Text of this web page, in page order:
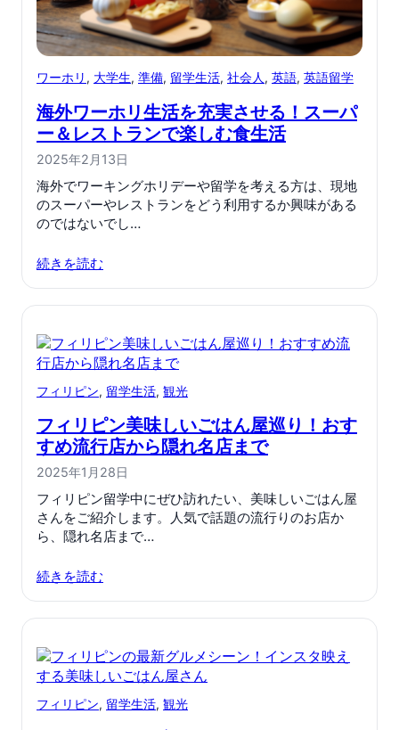
ワーホリ , 大学生, 準備, 留学生活, 社会人 , 英語, 英語留学
海外ワーホリ生活を充実させる！スーパ
ー＆レストランで楽しむ食生活
2025年2月13日
海外でワーキングホリデーや留学を考える方は、現地
のスーパーやレストランをどう利用するか興味がある
のではないでし…
続きを読む
フィリピン, 留学生活, 観光
フィリピン美味しいごはん屋巡り！おす
すめ流行店から隠れ名店まで
2025年1月28日
フィリピン留学中にぜひ訪れたい、美味しいごはん屋
さんをご紹介します。人気で話題の流行りのお店か
ら、隠れ名店まで…
続きを読む
フィリピン, 留学生活, 観光